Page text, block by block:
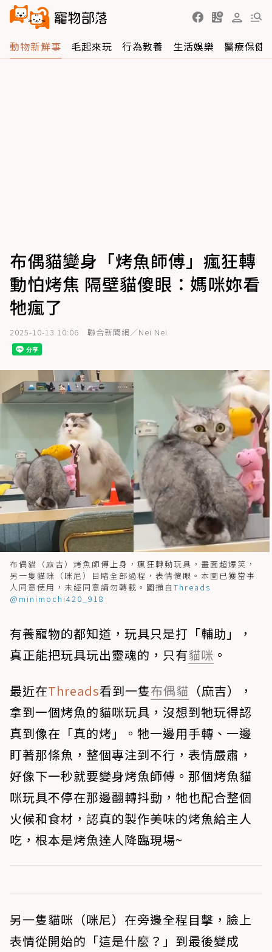
動物新鮮事 毛起來玩 行為教養 生活娛樂 醫療保健
布偶貓變身「烤魚師傅」瘋狂轉
動怕烤焦 隔壁貓傻眼：媽咪妳看
牠瘋了
2025-10-13 10:06 聯合新聞網／Nei Nei
布偶貓（麻吉）烤魚師傅上身，瘋狂轉動玩具，畫面超爆笑，
另一隻貓咪（咪尼）目睹全部過程，表情傻眼。本圖已獲當事
人同意使用，未經同意請勿轉載。圖擷自 Threads
@minimochi420_918
有養寵物的都知道，玩具只是打「輔助」，
真正能把玩具玩出靈魂的，只有貓咪 。
最近在Threads看到一隻布偶貓 （麻吉），
拿到一個烤魚的貓咪玩具，沒想到牠玩得認
真到像在「真的烤」。牠一邊用手轉、一邊
盯著那條魚，整個專注到不行，表情嚴肅，
好像下一秒就要變身烤魚師傅。那個烤魚貓
咪玩具不停在那邊翻轉抖動，牠也配合整個
火候和食材，認真的製作美味的烤魚給主人
吃，根本是烤魚達人降臨現場~
另一隻貓咪（咪尼）在旁邊全程目擊，臉上
表情從開始的「這是什麼？」到最後變成